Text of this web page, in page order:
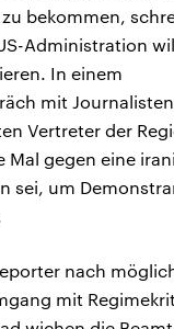
bekommen,
Administration
In einem
mit
Vertreter der
Mal gegen eine
sei, um
nach
mit